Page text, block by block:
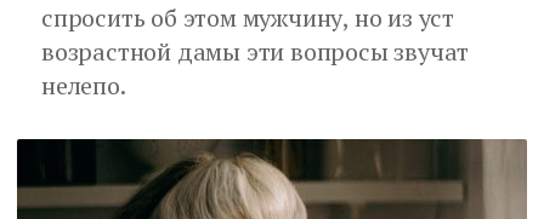
спросить об этом мужчину, но из уст
возрастной дамы эти вопросы звучат
нелепо.